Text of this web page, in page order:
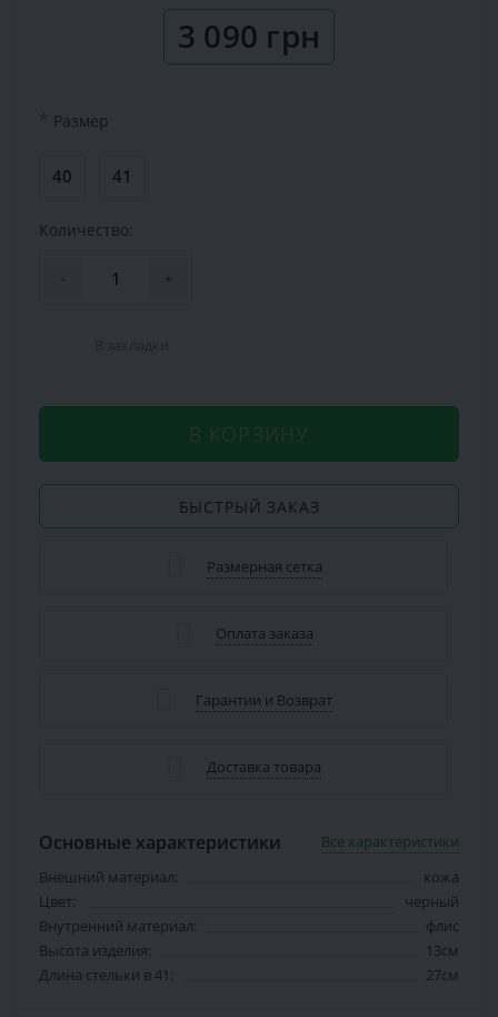
3 090 грн
* Размер
40 41
Количество:
- +
В КОРЗИНУ
БЫСТРЫЙ ЗАКАЗ
Размерная сетка
Оплата заказа
Гарантии и Возврат
Доставка товара
Основные характеристики
Все характеристики
Внешний материал:
кожа
Цвет:
черный
Внутренний материал:
флис
Высота изделия:
13см
Длина стельки в 41:
27см